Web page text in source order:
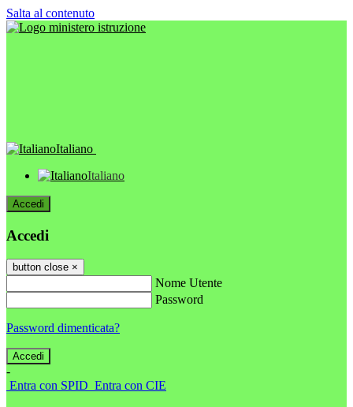
Salta al contenuto
Italiano
Italiano
Accedi
Accedi
button close ×
Nome Utente
Password
Password dimenticata?
-
Entra con SPID Entra con CIE